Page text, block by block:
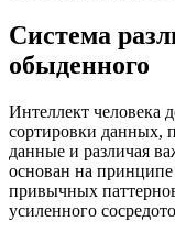
Система
обыденного
Интеллект человека
сортировки данных,
данные и различая
основан на принципе
привычных
усиленного